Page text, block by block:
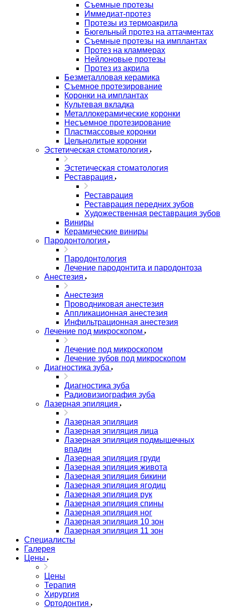
Съемные протезы
Иммедиат-протез
Протезы из термоакрила
Бюгельный протез на аттачментах
Съемные протезы на имплантах
Протез на кламмерах
Нейлоновые протезы
Протез из акрила
Безметалловая керамика
Съемное протезирование
Коронки на имплантах
Культевая вкладка
Металлокерамические коронки
Несъемное протезирование
Пластмассовые коронки
Цельнолитые коронки
Эстетическая стоматология
Эстетическая стоматология
Реставрация
Реставрация
Реставрация передних зубов
Художественная реставрация зубов
Виниры
Керамические виниры
Пародонтология
Пародонтология
Лечение пародонтита и пародонтоза
Анестезия
Анестезия
Проводниковая анестезия
Аппликационная анестезия
Инфильтрационная анестезия
Лечение под микроскопом
Лечение под микроскопом
Лечение зубов под микроскопом
Диагностика зуба
Диагностика зуба
Радиовизиография зуба
Лазерная эпиляция
Лазерная эпиляция
Лазерная эпиляция лица
Лазерная эпиляция подмышечных
впадин
Лазерная эпиляция груди
Лазерная эпиляция живота
Лазерная эпиляция бикини
Лазерная эпиляция ягодиц
Лазерная эпиляция рук
Лазерная эпиляция спины
Лазерная эпиляция ног
Лазерная эпиляция 10 зон
Лазерная эпиляция 11 зон
Специалисты
Галерея
Цены
Цены
Терапия
Хирургия
Ортодонтия